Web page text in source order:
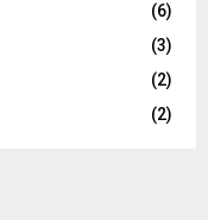
(6)
(3)
(2)
(2)